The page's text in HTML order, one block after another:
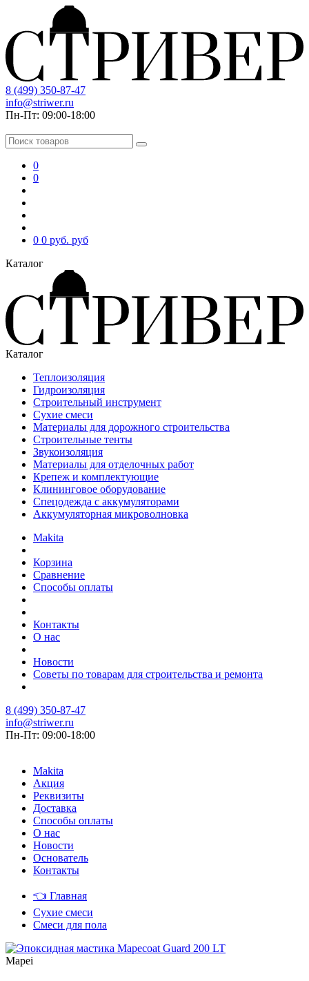
8 (499) 350-87-47
info@striwer.ru
Пн-Пт: 09:00-18:00
0
0
0 0 руб. руб
Каталог
Каталог
Теплоизоляция
Гидроизоляция
Строительный инструмент
Сухие смеси
Материалы для дорожного строительства
Строительные тенты
Звукоизоляция
Материалы для отделочных работ
Крепеж и комплектующие
Клининговое оборудование
Спецодежда с аккумуляторами
Аккумуляторная микроволновка
Makita
Корзина
Сравнение
Способы оплаты
Контакты
О нас
Новости
Советы по товарам для строительства и ремонта
8 (499) 350-87-47
info@striwer.ru
Пн-Пт: 09:00-18:00
Makita
Акция
Реквизиты
Доставка
Способы оплаты
О нас
Новости
Основатель
Контакты
👈 Главная
Сухие смеси
Смеси для пола
Mapei